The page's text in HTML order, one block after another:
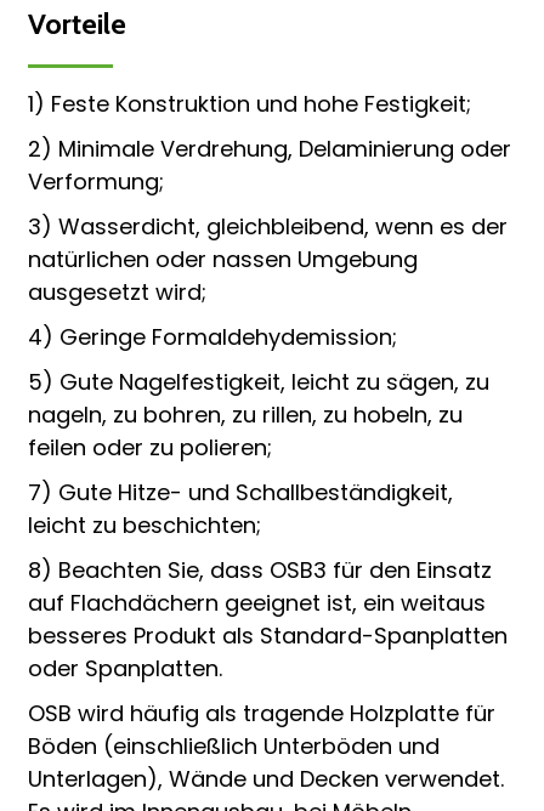
Vorteile
1) Feste Konstruktion und hohe Festigkeit;
2) Minimale Verdrehung, Delaminierung oder
Verformung;
3) Wasserdicht, gleichbleibend, wenn es der
natürlichen oder nassen Umgebung
ausgesetzt wird;
4) Geringe Formaldehydemission;
5) Gute Nagelfestigkeit, leicht zu sägen, zu
nageln, zu bohren, zu rillen, zu hobeln, zu
feilen oder zu polieren;
7) Gute Hitze- und Schallbeständigkeit,
leicht zu beschichten;
8) Beachten Sie, dass OSB3 für den Einsatz
auf Flachdächern geeignet ist, ein weitaus
besseres Produkt als Standard-Spanplatten
oder Spanplatten.
OSB wird häufig als tragende Holzplatte für
Böden (einschließlich Unterböden und
Unterlagen), Wände und Decken verwendet.